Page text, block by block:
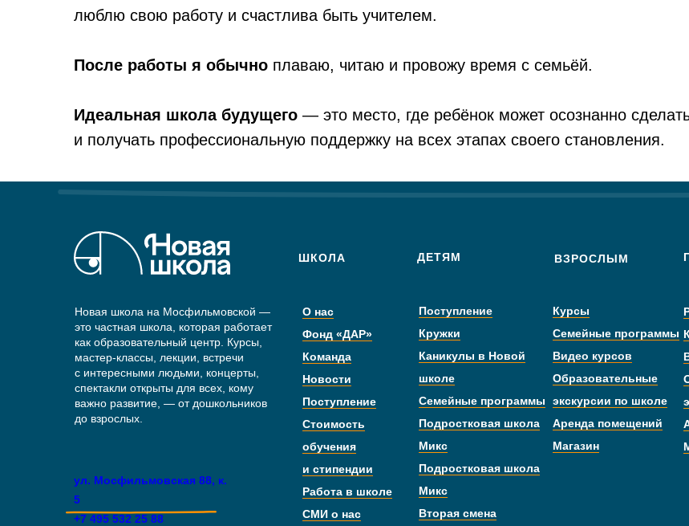
люблю свою работу и счастлива быть учителем.
После работы я обычно плаваю, читаю и провожу время с семьёй.
Идеальная школа будущего — это место, где ребёнок может осознанно
и получать профессиональную поддержку на всех этапах своего становления.
ШКОЛА ДЕТЯМ ВЗРОСЛЫМ
О нас
Фонд «ДАР»
Команда
Новости
Поступление
Стоимость
обучения
и стипендии
Работа в школе
СМИ о нас
Поступление
Кружки
Каникулы в Новой
школе
Семейные программы
Подростковая школа
Микс
Подростковая школа
Микс
Вторая смена
Новая школа на Мосфильмовской —
это частная школа, которая работает
как образовательный центр. Курсы,
мастер-классы, лекции, встречи
с интересными людьми, концерты,
спектакли открыты для всех, кому
важно развитие, — от дошкольников
до взрослых.
Курсы
Семейные программы
Видео курсов
Образовательные
экскурсии по школе
Аренда помещений
Магазин
ул. Мосфильмовская 88, к.
5
+7 495 532 25 88